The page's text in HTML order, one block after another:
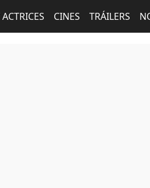
CINES TRÁILERS